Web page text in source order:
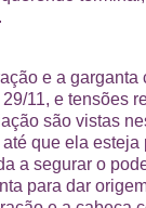
e a garganta
11, e tensões
são vistas
que ela esteja
a segurar o
para dar